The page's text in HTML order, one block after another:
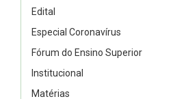
Edital
Especial Coronavírus
Fórum do Ensino Superior
Institucional
Matérias